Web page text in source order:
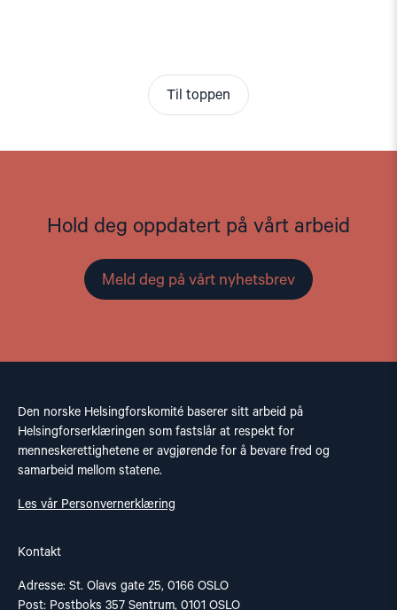
Til toppen
Hold deg oppdatert på vårt arbeid
Meld deg på vårt nyhetsbrev
Den norske Helsingforskomité baserer sitt arbeid på
Helsingforserklæringen som fastslår at respekt for
menneskerettighetene er avgjørende for å bevare fred og
samarbeid mellom statene.
Les vår Personvernerklæring
Kontakt
Adresse: St. Olavs gate 25, 0166 OSLO
Post: Postboks 357 Sentrum, 0101 OSLO